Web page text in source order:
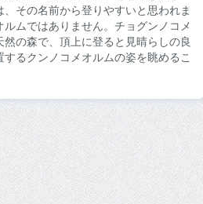
その名前から登りやすいと思われま
ムではありません。チョグンノコメ
の森で、頂上に登ると見晴らしの良
るクンノコメオルムの姿を眺めるこ